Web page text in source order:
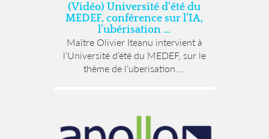
(Vidéo) Université d’été du
MEDEF, conférence sur l’IA,
l’ubérisation …
Maître Olivier Iteanu intervient à
l’Université d’été du MEDEF, sur le
thème de l’uberisation....